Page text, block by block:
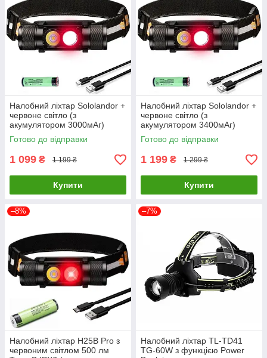
Налобний ліхтар Sololandor +
червоне світло (з
акумулятором 3000мАг)
Готово до відправки
1 099 ₴ 1 199 ₴
Купити
Налобний ліхтар Sololandor +
червоне світло (з
акумулятором 3400мАг)
Готово до відправки
1 199 ₴ 1 299 ₴
Купити
–8%
Налобний ліхтар H25B Pro з
червоним світлом 500 лм
–7%
Налобний ліхтар TL-TD41
TG-60W з функцією Power